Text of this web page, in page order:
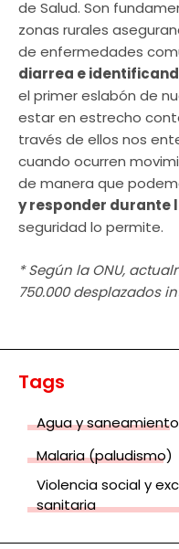
de Salud. Son
zonas rurales
de enfermedades
diarrea e
el primer eslabón de
estar en estrecho
través de ellos nos
cuando ocurren
de manera que
y responder durante
seguridad lo permite.
* Según la ONU,
750.000 desplazados
Tags
Agua y saneamiento
Malaria (paludismo)
Violencia social y
sanitaria